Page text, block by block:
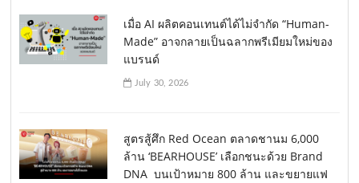
เมื่อ AI ผลิตคอนเทนต์ได้ไม่จำกัด “Human-
Made” อาจกลายเป็นฉลากพรีเมียมใหม่ของ
แบรนด์
July 30, 2026
สูตรสู้ศึก Red Ocean ตลาดชานม 6,000
ล้าน ‘BEARHOUSE’ เลือกชนะด้วย Brand
DNA บนเป้าหมาย 800 ล้าน และขยายแฟ